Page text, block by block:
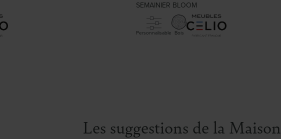
SEMAINIER BLOOM
Personnalisable Bois
Les suggestions de la Maison